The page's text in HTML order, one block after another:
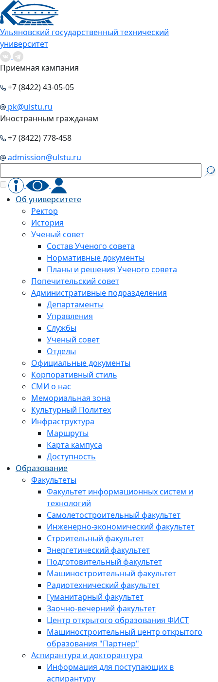
Ульяновский государственный технический
университет
Приемная кампания
+7 (8422) 43-05-05
pk@ulstu.ru
Иностранным гражданам
+7 (8422) 778-458
admission@ulstu.ru
Об университете
Ректор
История
Ученый совет
Состав Ученого совета
Нормативные документы
Планы и решения Ученого совета
Попечительский совет
Административные подразделения
Департаменты
Управления
Службы
Ученый совет
Отделы
Официальные документы
Корпоративный стиль
СМИ о нас
Мемориальная зона
Культурный Политех
Инфраструктура
Маршруты
Карта кампуса
Доступность
Образование
Факультеты
Факультет информационных систем и
технологий
Самолетостроительный факультет
Инженерно-экономический факультет
Строительный факультет
Энергетический факультет
Подготовительный факультет
Машиностроительный факультет
Радиотехнический факультет
Гуманитарный факультет
Заочно-вечерний факультет
Центр открытого образования ФИСТ
Машиностроительный центр открытого
образования "Партнер"
Аспирантура и докторантура
Информация для поступающих в
аспирантуру